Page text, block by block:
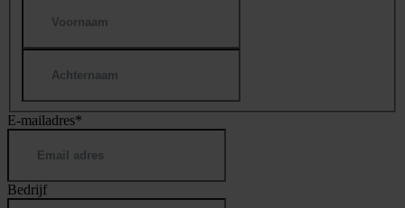
E-mailadres*
Bedrijf